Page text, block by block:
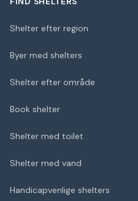
Shelter efter region
Byer med shelters
Shelter efter område
Book shelter
Shelter med toilet
Shelter med vand
Handicapvenlige shelters